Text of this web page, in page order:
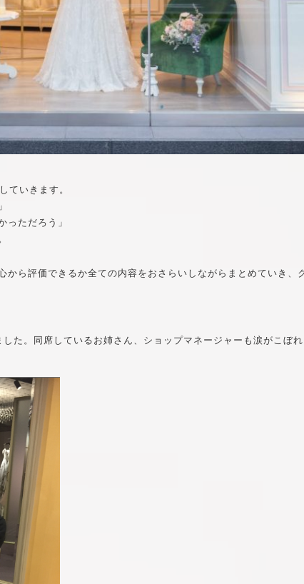
ていきます。
っただろう」
ら評価できるか全ての内容をおさらいしながらまとめていき、
た。同席しているお姉さん、ショップマネージャーも涙がこぼれ